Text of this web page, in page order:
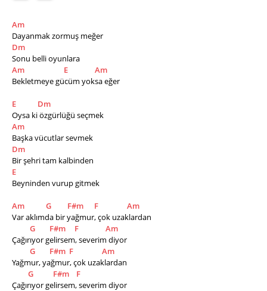
Am
Dayanmak zormuş meğer
Dm
Sonu belli oyunlara
Am
E
Am
Bekletmeye gücüm yoksa eğer
E
Dm
Oysa ki özgürlüğü seçmek
Am
Başka vücutlar sevmek
Dm
Bir şehri tam kalbinden
E
Beyninden vurup gitmek
Am G F#m F
Am
Var aklımda bir yağmur, çok uzaklardan
G
F#m F
Am
Çağırıyor gelirsem, severim diyor
G
F#m F
Am
Yağmur, yağmur, çok uzaklardan
G
F#m
F
Çağırıyor gelirsem, severim diyor